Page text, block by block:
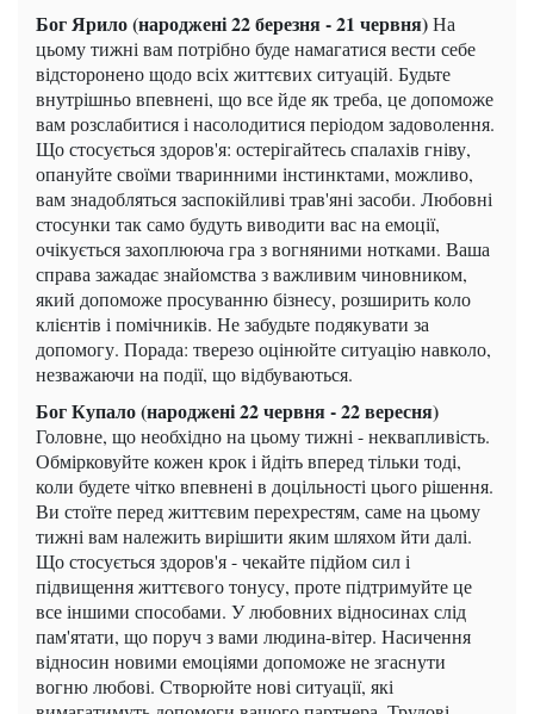
Бог Ярило (народжені 22 березня - 21 червня)На
цьому тижні вам потрібно буде намагатися вести себе
відсторонено щодо всіх життєвих ситуацій. Будьте
внутрішньо впевнені, що все йде як треба, це допоможе
вам розслабитися і насолодитися періодом задоволення.
Що стосується здоров'я: остерігайтесь спалахів гніву,
опануйте своїми тваринними інстинктами, можливо,
вам знадобляться заспокійливі трав'яні засоби. Любовні
стосунки так само будуть виводити вас на емоції,
очікується захоплююча гра з вогняними нотками. Ваша
справа зажадає знайомства з важливим чиновником,
який допоможе просуванню бізнесу, розширить коло
клієнтів і помічників. Не забудьте подякувати за
допомогу. Порада: тверезо оцінюйте ситуацію навколо,
незважаючи на події, що відбуваються.
Бог Купало (народжені 22 червня - 22 вересня)
Головне, що необхідно на цьому тижні - неквапливість.
Обмірковуйте кожен крок і йдіть вперед тільки тоді,
коли будете чітко впевнені в доцільності цього рішення.
Ви стоїте перед життєвим перехрестям, саме на цьому
тижні вам належить вирішити яким шляхом йти далі.
Що стосується здоров'я - чекайте підйом сил і
підвищення життєвого тонусу, проте підтримуйте це
все іншими способами. У любовних відносинах слід
пам'ятати, що поруч з вами людина-вітер. Насичення
відносин новими емоціями допоможе не згаснути
вогню любові. Створюйте нові ситуації, які